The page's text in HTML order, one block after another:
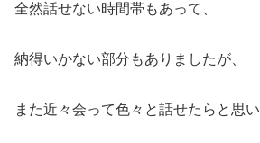
全然話せない時間帯もあって、
納得いかない部分もありましたが、
また近々会って色々と話せたらと思い